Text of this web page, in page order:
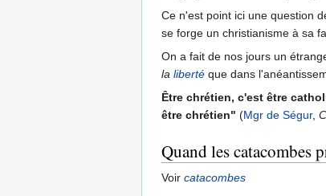
Ce n'est point ici une question
se forge un christianisme à sa
On a fait de nos jours un
la liberté que dans
Être chrétien, c'est être
être chrétien" (Mgr de Ségur,
Quand les catacombes
Voir catacombes